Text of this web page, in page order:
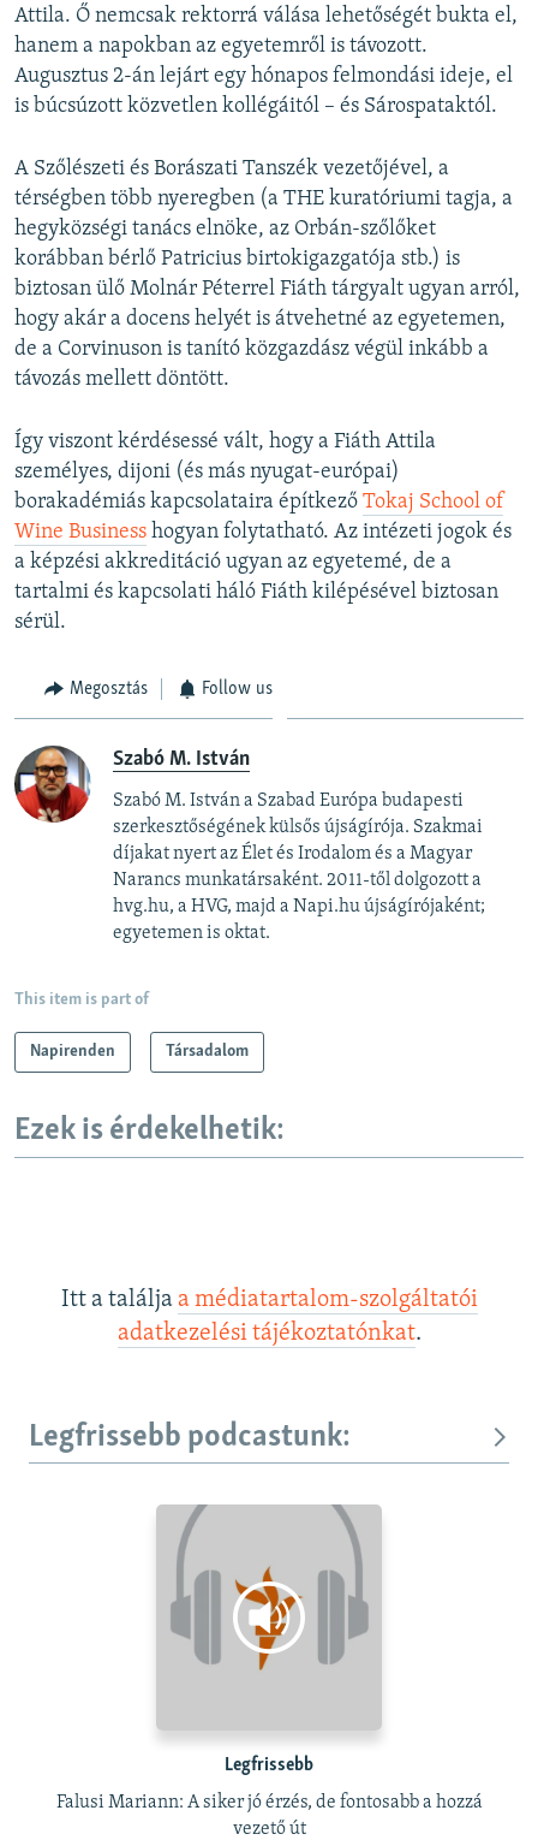
Attila. Ő nemcsak rektorrá válása lehetőségét bukta el,
hanem a napokban az egyetemről is távozott.
Augusztus 2-án lejárt egy hónapos felmondási ideje, el
is búcsúzott közvetlen kollégáitól – és Sárospataktól.
A Szőlészeti és Borászati Tanszék vezetőjével, a
térségben több nyeregben (a THE kuratóriumi tagja, a
hegyközségi tanács elnöke, az Orbán-szőlőket
korábban bérlő Patricius birtokigazgatója stb.) is
biztosan ülő Molnár Péterrel Fiáth tárgyalt ugyan arról,
hogy akár a docens helyét is átvehetné az egyetemen,
de a Corvinuson is tanító közgazdász végül inkább a
távozás mellett döntött.
Így viszont kérdésessé vált, hogy a Fiáth Attila
személyes, dijoni (és más nyugat-európai)
borakadémiás kapcsolataira építkező Tokaj School of
Wine Business hogyan folytatható. Az intézeti jogok és
a képzési akkreditáció ugyan az egyetemé, de a
tartalmi és kapcsolati háló Fiáth kilépésével biztosan
sérül.
Megosztás Follow us
Szabó M. István
Szabó M. István a Szabad Európa budapesti
szerkesztőségének külsős újságírója. Szakmai
díjakat nyert az Élet és Irodalom és a Magyar
Narancs munkatársaként. 2011-től dolgozott a
hvg.hu, a HVG, majd a Napi.hu újságírójaként;
egyetemen is oktat.
This item is part of
Napirenden Társadalom
Ezek is érdekelhetik:
Itt a találja a médiatartalom-szolgáltatói
adatkezelési tájékoztatónkat.
Legfrissebb podcastunk:
Legfrissebb
Falusi Mariann: A siker jó érzés, de fontosabb a hozzá
vezető út